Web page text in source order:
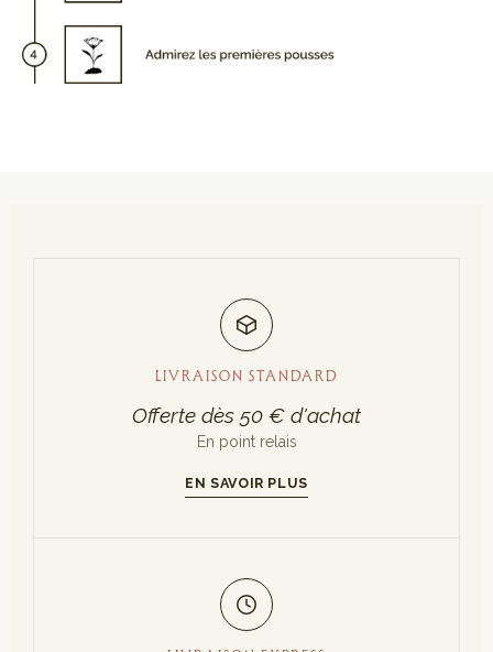
LIVRAISON STANDARD
Offerte dès 50 € d'achat
En point relais
EN SAVOIR PLUS